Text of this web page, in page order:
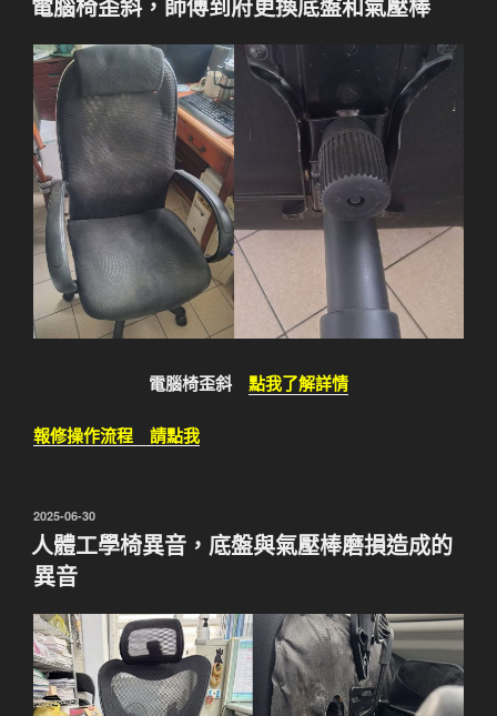
於
電腦椅歪斜 點我了解詳情
報修操作流程 請點我
發
佈
於
2025-06-30
人體工學椅異音，底盤與氣壓棒磨損造成的
異音